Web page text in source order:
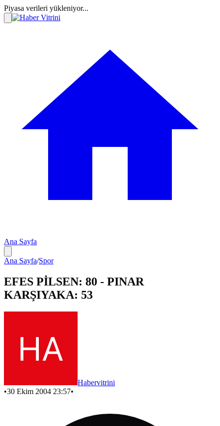
Piyasa verileri yükleniyor...
Ana Sayfa
Ana Sayfa/Spor
EFES PİLSEN: 80 - PINAR
KARŞIYAKA: 53
Habervitrini
•30 Ekim 2004 23:57•